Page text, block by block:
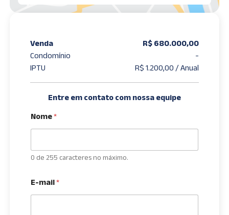
Venda
R$ 680.000,00
Condomínio
-
IPTU
R$ 1.200,00 / Anual
Entre em contato com nossa equipe
Nome*
0 de 255 caracteres no máximo.
E-mail*